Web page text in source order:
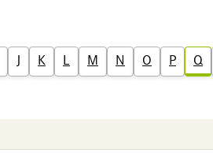
J K L M N O P Q